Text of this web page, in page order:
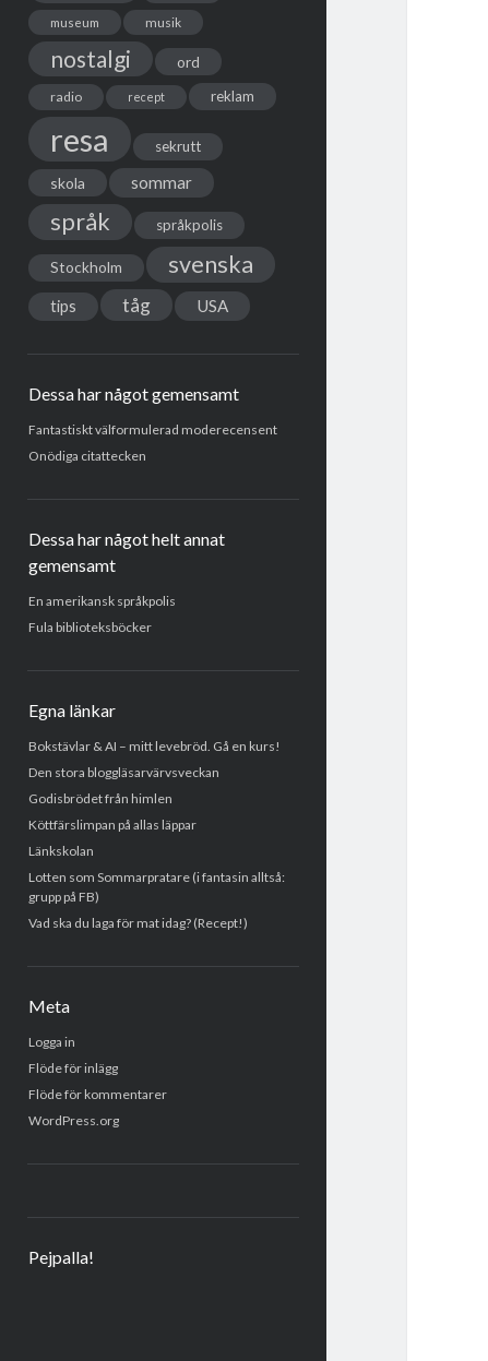
museum musik
nostalgi ord
radio recept reklam
resa sekrutt
skola sommar
språk språkpolis
Stockholm svenska
tips tåg USA
Dessa har något gemensamt
Fantastiskt välformulerad moderecensent
Onödiga citattecken
Dessa har något helt annat
gemensamt
En amerikansk språkpolis
Fula biblioteksböcker
Egna länkar
Bokstävlar & AI – mitt levebröd. Gå en kurs!
Den stora bloggläsarvärvsveckan
Godisbrödet från himlen
Köttfärslimpan på allas läppar
Länkskolan
Lotten som Sommarpratare (i fantasin alltså:
grupp på FB)
Vad ska du laga för mat idag? (Recept!)
Meta
Logga in
Flöde för inlägg
Flöde för kommentarer
WordPress.org
Pejpalla!